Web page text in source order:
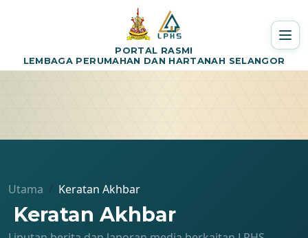
PORTAL RASMI
LEMBAGA PERUMAHAN DAN HARTANAH SELANGOR
Utama Keratan Akhbar
Keratan Akhbar